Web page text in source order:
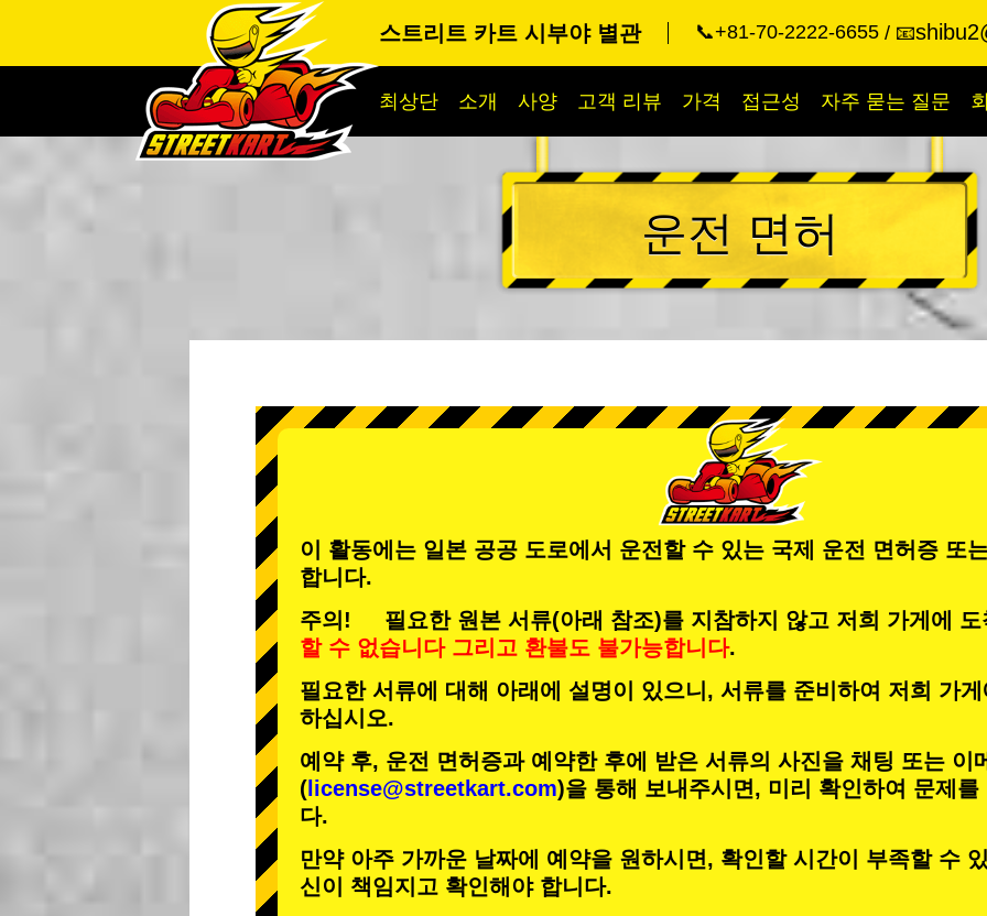
스트리트 카트 시부야 별관 📞+81-70-2222-6655 📧
최상단 소개 사양 고객 리뷰 가격 접근성 자주 묻는 질문
운전 면허
이 활동에는 일본 공공 도로에서 운전할 수 있는 국제 운전 면허증 또
합니다.
주의! 필요한 원본 서류(아래 참조)를 지참하지 않고 저희 가게에
할 수 없습니다 그리고 환불도 불가능합니다.
필요한 서류에 대해 아래에 설명이 있으니, 서류를 준비하여 저희 가
하십시오.
예약 후, 운전 면허증과 예약한 후에 받은 서류의 사진을 채팅 또는 이
( license@streetkart.com)을 통해 보내주시면, 미리 확인하여 문제
다.
만약 아주 가까운 날짜에 예약을 원하시면, 확인할 시간이 부족할 수
신이 책임지고 확인해야 합니다.